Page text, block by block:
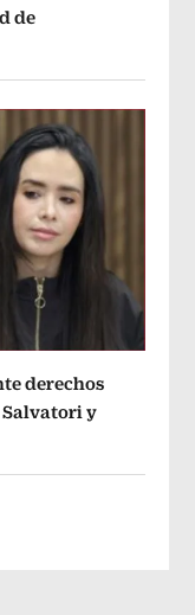
de
derechos
y